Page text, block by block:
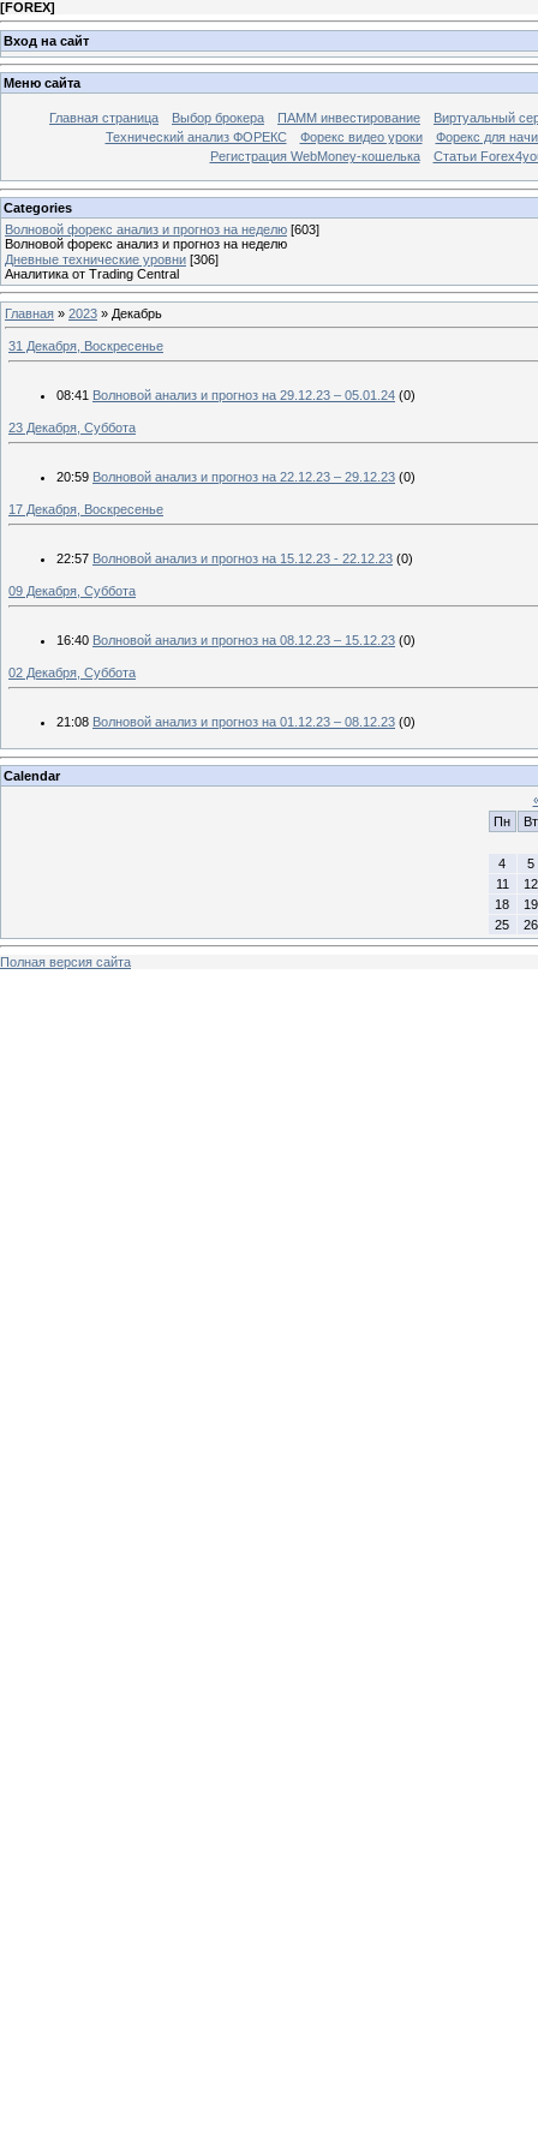
[FOREX]
Вход на сайт
Меню сайта
Главная страница Выбор брокера ПАММ инвестирование
Виртуальный
Технический анализ ФОРЕКС
Форекс видео уроки
Форекс для
Регистрация WebMoney-кошелька
Статьи
Categories
Волновой форекс анализ и прогноз на неделю [603]
Волновой форекс анализ и прогноз на неделю
Дневные технические уровни [306]
Аналитика от Trading Central
Главная » 2023 » Декабрь
31 Декабря, Воскресенье
08:41 Волновой анализ и прогноз на 29.12.23 – 05.01.24 (0)
23 Декабря, Суббота
20:59 Волновой анализ и прогноз на 22.12.23 – 29.12.23 (0)
17 Декабря, Воскресенье
22:57 Волновой анализ и прогноз на 15.12.23 - 22.12.23 (0)
09 Декабря, Суббота
16:40 Волновой анализ и прогноз на 08.12.23 – 15.12.23 (0)
02 Декабря, Суббота
21:08 Волновой анализ и прогноз на 01.12.23 – 08.12.23 (0)
Calendar
Пн
Вт
4
5
11
12
18
19
25
26
Полная версия сайта